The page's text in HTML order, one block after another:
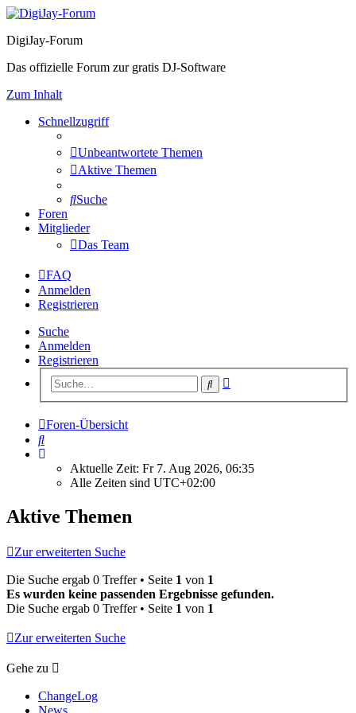
DigiJay-Forum
Das offizielle Forum zur gratis DJ-Software
Zum Inhalt
Schnellzugriff
Unbeantwortete Themen
Aktive Themen
Suche
Foren
Mitglieder
Das Team
FAQ
Anmelden
Registrieren
Suche
Anmelden
Registrieren
Suche
Foren-Übersicht
Suche
Aktuelle Zeit: Fr 7. Aug 2026, 06:35
Alle Zeiten sind UTC+02:00
Aktive Themen
Zur erweiterten Suche
Die Suche ergab 0 Treffer • Seite 1 von 1
Es wurden keine passenden Ergebnisse gefunden.
Die Suche ergab 0 Treffer • Seite 1 von 1
Zur erweiterten Suche
Gehe zu
ChangeLog